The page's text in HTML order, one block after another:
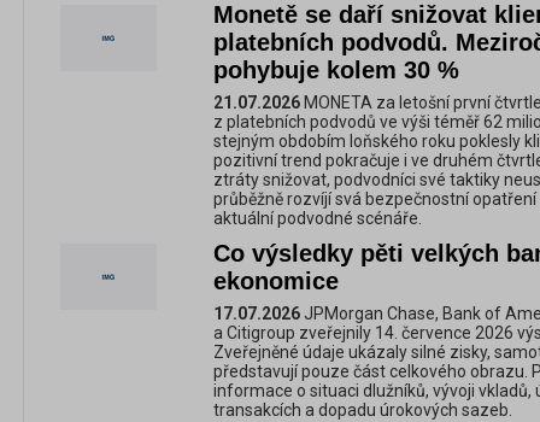
Monetě se daří snižovat
platebních podvodů.
pohybuje kolem 30 %
21.07.2026 MONETA za letošní první
z platebních podvodů ve výši téměř 62
stejným obdobím loňského roku poklesly
pozitivní trend pokračuje i ve druhém
ztráty snižovat, podvodníci své taktiky
průběžně rozvíjí svá bezpečnostní
aktuální podvodné scénáře.
Co výsledky pěti velkých
ekonomice
17.07.2026JPMorgan Chase, Bank of
a Citigroup zveřejnily 14. července 2026
Zveřejněné údaje ukázaly silné zisky,
představují pouze část celkového obrazu.
informace o situaci dlužníků, vývoji vkladů,
transakcích a dopadu úrokových sazeb.